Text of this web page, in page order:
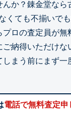
んか？錬金堂なら
くても不揃いで
ロの査定員が無
ご納得いただけ
まう前にまず一
電話で無料査定申